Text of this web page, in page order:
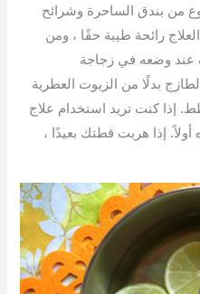
من بندق الساحرة وشرائح
رائحة طيبة حقًا ، ومن
عند وضعه في زجاجة
بدلًا من الزيوت العطرية
إذا كنت تريد استخدام علاج
إذا هربت قطتك بعيدًا ،